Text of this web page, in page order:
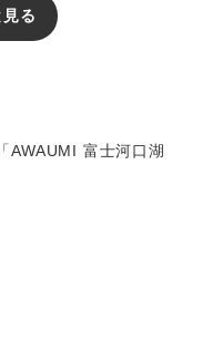
る
AWAUMI 富士河口湖